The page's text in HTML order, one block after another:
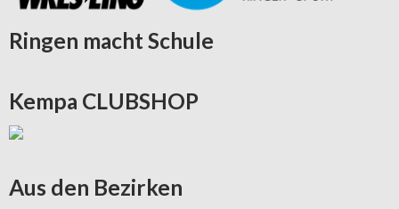
Ringen macht Schule
Kempa CLUBSHOP
Aus den Bezirken